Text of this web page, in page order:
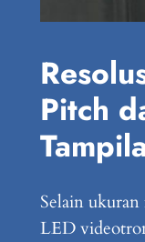
Pitch
Selain
LED